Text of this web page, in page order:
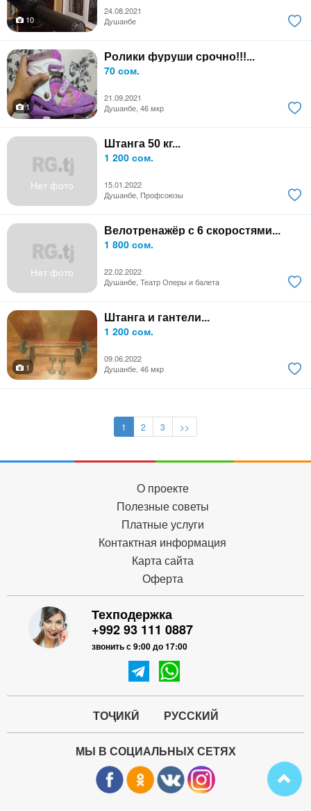
24.08.2021
10
Душанбе
Ролики фуруши срочно!!!...
70 сом.
21.09.2021
1
Душанбе, 46 мкр
Нет фото
Штанга 50 кг...
1 200 сом.
15.01.2022
Душанбе, Профсоюзы
Нет фото
Велотренажёр с 6 скоростями...
1 800 сом.
22.02.2022
Душанбе, Театр Оперы и балета
Штанга и гантели...
1 200 сом.
09.06.2022
1
Душанбе, 46 мкр
1 2 3 >>
О проекте
Полезные советы
Платные услуги
Контактная информация
Карта сайта
Оферта
Техподержка
+992 93 111 0887
звонить с 9:00 до 17:00
ТОҶИКӢ РУССКИЙ
МЫ В СОЦИАЛЬНЫХ СЕТЯХ